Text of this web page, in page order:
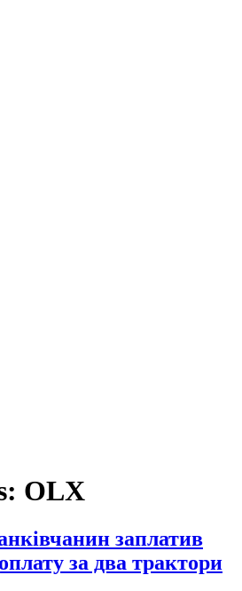
OLX
заплатив
за два трактори